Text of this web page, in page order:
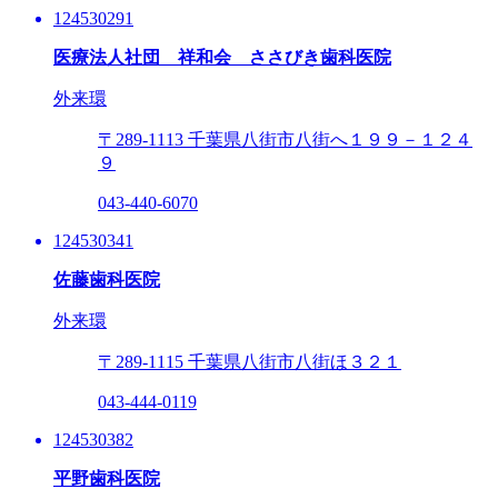
124530291
医療法人社団 祥和会 ささびき歯科医院
外来環
〒289-1113 千葉県八街市八街へ１９９－１２４
９
043-440-6070
124530341
佐藤歯科医院
外来環
〒289-1115 千葉県八街市八街ほ３２１
043-444-0119
124530382
平野歯科医院